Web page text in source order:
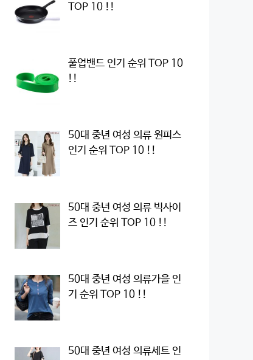
TOP 10 !!
풀업밴드 인기 순위 TOP 10
!!
50대 중년 여성 의류 원피스
인기 순위 TOP 10 !!
50대 중년 여성 의류 빅사이
즈 인기 순위 TOP 10 !!
50대 중년 여성 의류가을 인
기 순위 TOP 10 !!
50대 중년 여성 의류세트 인